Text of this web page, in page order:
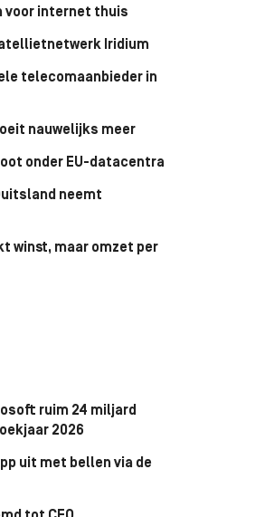
voor internet thuis
Iridium
telecomaanbieder in
nauwelijks meer
onder EU-datacentra
neemt
winst, maar omzet per
ruim 24 miljard
2026
uit met bellen via de